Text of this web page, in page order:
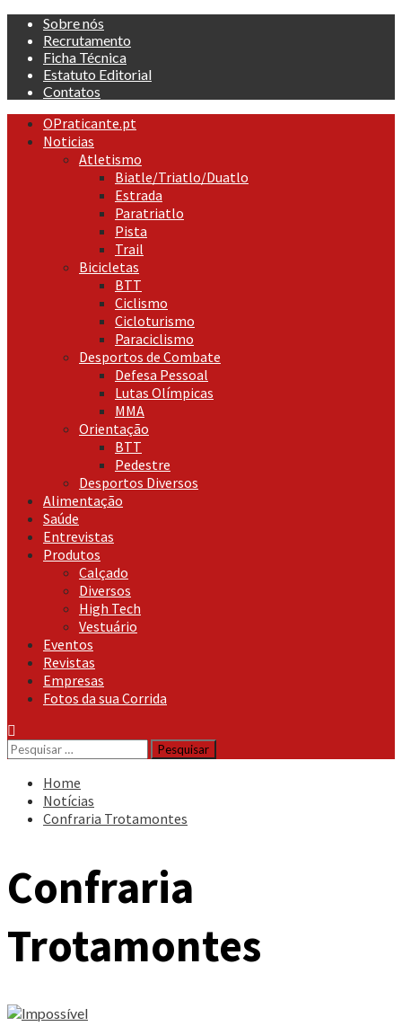
Skip
content
Sobre nós
Recrutamento
Ficha Técnica
Estatuto Editorial
Contatos
Primary
Menu
OPraticante.pt
Noticias
Atletismo
Biatle/Triatlo/Duatlo
Estrada
Paratriatlo
Pista
Trail
Bicicletas
BTT
Ciclismo
Cicloturismo
Paraciclismo
Desportos de Combate
Defesa Pessoal
Lutas Olímpicas
MMA
Orientação
BTT
Pedestre
Desportos Diversos
Alimentação
Saúde
Entrevistas
Produtos
Calçado
Diversos
High Tech
Vestuário
Eventos
Revistas
Empresas
Fotos da sua Corrida
Pesquisar
por:
Home
Notícias
Confraria Trotamontes
Confraria
Trotamontes